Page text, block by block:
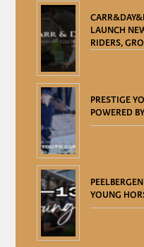
LAUNCH
RIDERS,
PRESTIGE
POWERED
YOUNG